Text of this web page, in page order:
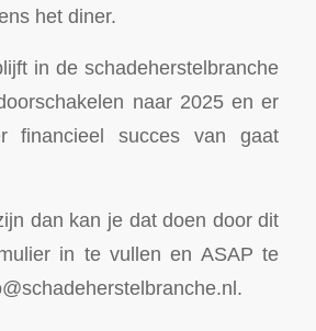
het diner.
in de schadeherstelbranche
naar 2025 en er
financieel succes van gaat
dan kan je dat doen door dit
in te vullen en ASAP te